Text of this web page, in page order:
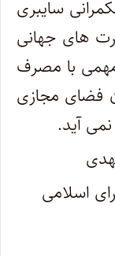
سایبری
های جهانی
با مصرف
فضای مجازی
آید.
اسلامی